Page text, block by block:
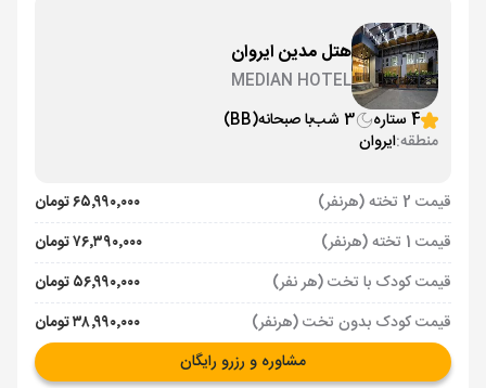
هتل مدین ایروان
MEDIAN HOTEL
4 ستاره
3 شب با صبحانه(BB)
منطقه:ایروان
قیمت 2 تخته (هرنفر)
۶۵٬۹۹۰٬۰۰۰ تومان
قیمت 1 تخته (هرنفر)
۷۶٬۳۹۰٬۰۰۰ تومان
قیمت کودک با تخت (هر نفر)
۵۶٬۹۹۰٬۰۰۰ تومان
قیمت کودک بدون تخت (هرنفر)
۳۸٬۹۹۰٬۰۰۰ تومان
مشاوره و رزرو رایگان